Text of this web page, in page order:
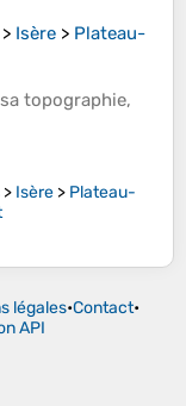
> Isère > Plateau-
topographie,
> Isère > Plateau-
légales•Contact•
API